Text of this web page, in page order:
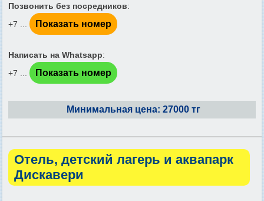
Позвонить без посредников:
+7 ...
Показать номер
Написать на Whatsapp:
+7 ...
Показать номер
Минимальная цена: 27000 тг
Отель, детский лагерь и аквапарк
Дискавери